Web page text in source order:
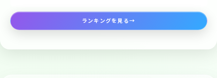
ランキングを見る→